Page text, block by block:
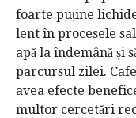
foarte puține
lent în procesele
apă la îndemână și
parcursul zilei.
avea efecte
multor cercetări